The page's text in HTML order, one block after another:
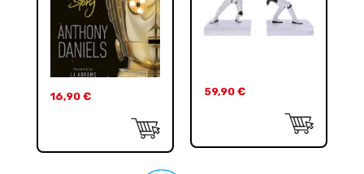
16,90 € 59,90 €